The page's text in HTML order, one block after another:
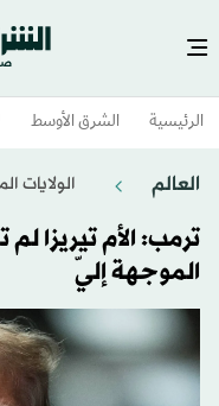
الرئيسية الشرق الأوسط​
العالم الولايات
ترمب: الأم تيريزا
الموجهة إليّ